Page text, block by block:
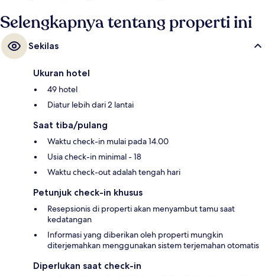
Selengkapnya tentang properti ini
Sekilas
Ukuran hotel
49 hotel
Diatur lebih dari 2 lantai
Saat tiba/pulang
Waktu check-in mulai pada 14.00
Usia check-in minimal - 18
Waktu check-out adalah tengah hari
Petunjuk check-in khusus
Resepsionis di properti akan menyambut tamu saat
kedatangan
Informasi yang diberikan oleh properti mungkin
diterjemahkan menggunakan sistem terjemahan otomatis
Diperlukan saat check-in